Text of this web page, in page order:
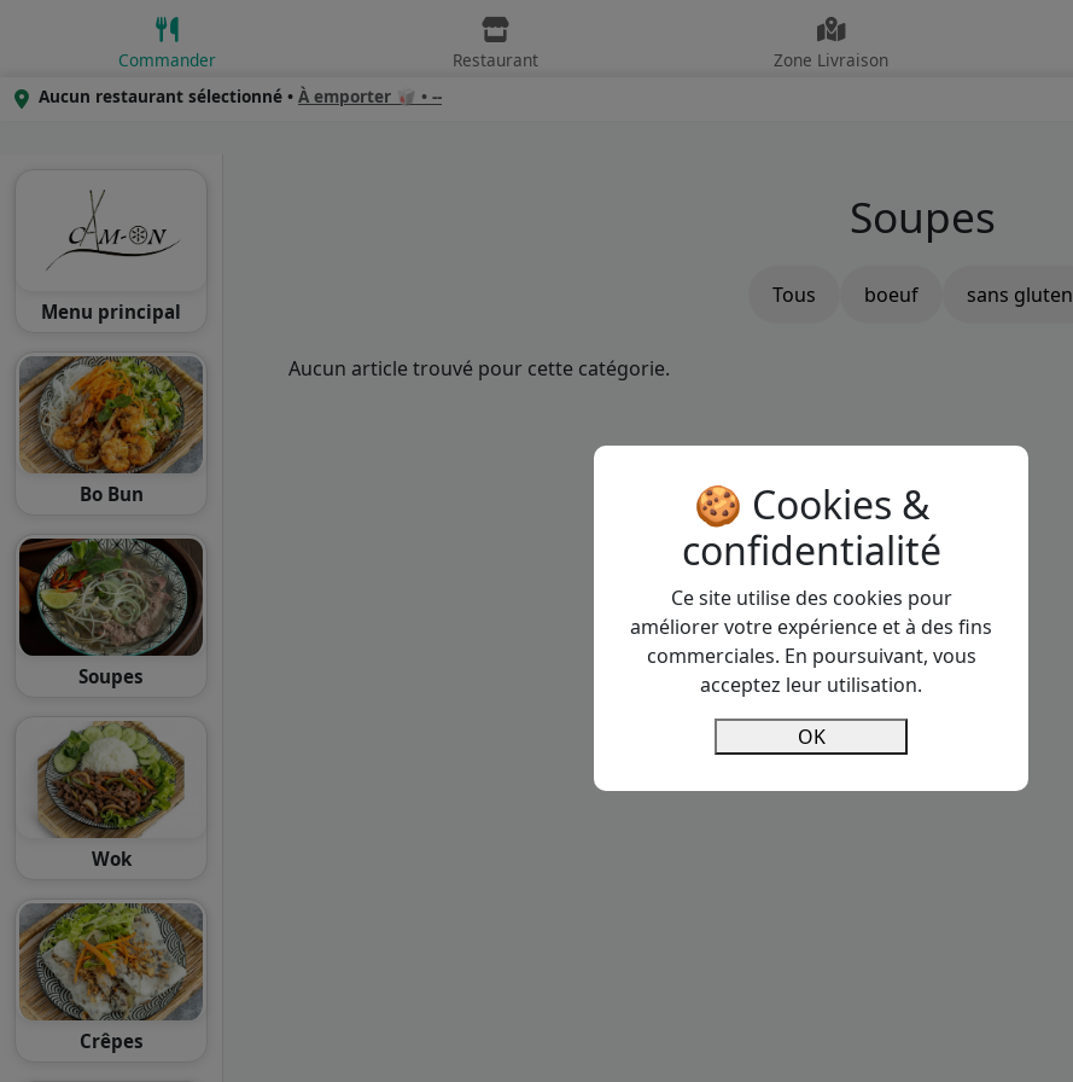
Commander Restaurant Zone Livraison
Aucun restaurant sélectionné • À emporter 🥡 • --
🍪 Cookies &
confidentialité
Ce site utilise des cookies pour
améliorer votre expérience et à des fins
commerciales. En poursuivant, vous
acceptez leur utilisation.
OK
Menu principal
Bo Bun
Soupes
Wok
Crêpes
Soupes
Tous boeuf sans gluten
Aucun article trouvé pour cette catégorie.